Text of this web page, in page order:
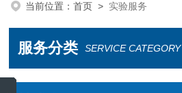
当前位置：首页 > 实验服务
服务分类 SERVICE CATEGORY